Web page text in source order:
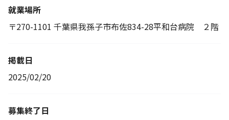
就業場所
〒270-1101 千葉県我孫子市布佐834-28平和台病院 ２階
掲載日
2025/02/20
募集終了日